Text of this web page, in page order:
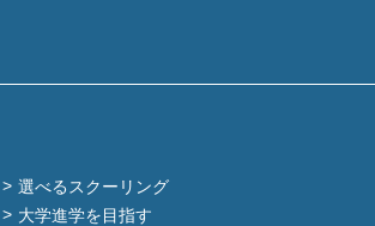
選べるスクーリング
大学進学を目指す